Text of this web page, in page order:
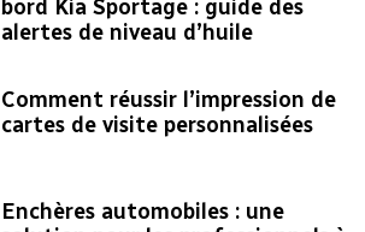
bord Kia Sportage : guide des
alertes de niveau d’huile
Comment réussir l’impression de
cartes de visite personnalisées
Enchères automobiles : une